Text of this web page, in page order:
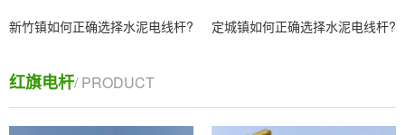
新竹镇如何正确选择水泥电线杆?
定城镇如何正确选择水泥电线杆?
红旗电杆/ PRODUCT